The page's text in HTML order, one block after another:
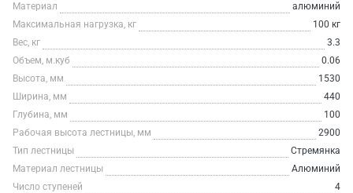
Материал
алюминий
Максимальная нагрузка, кг
100 кг
Вес, кг
3.3
Объем, м.куб
0.06
Высота, мм
1530
Ширина, мм
440
Глубина, мм
100
Рабочая высота лестницы, мм
2900
Тип лестницы
Стремянка
Материал лестницы
Алюминий
Число ступеней
4